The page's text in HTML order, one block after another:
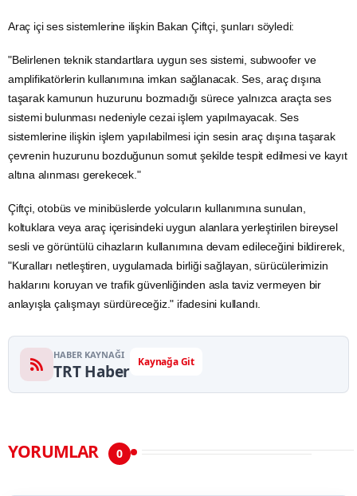
Araç içi ses sistemlerine ilişkin Bakan Çiftçi, şunları söyledi:
"Belirlenen teknik standartlara uygun ses sistemi, subwoofer ve
amplifikatörlerin kullanımına imkan sağlanacak. Ses, araç dışına
taşarak kamunun huzurunu bozmadığı sürece yalnızca araçta ses
sistemi bulunması nedeniyle cezai işlem yapılmayacak. Ses
sistemlerine ilişkin işlem yapılabilmesi için sesin araç dışına taşarak
çevrenin huzurunu bozduğunun somut şekilde tespit edilmesi ve kayıt
altına alınması gerekecek."
Çiftçi, otobüs ve minibüslerde yolcuların kullanımına sunulan,
koltuklara veya araç içerisindeki uygun alanlara yerleştirilen bireysel
sesli ve görüntülü cihazların kullanımına devam edileceğini bildirerek,
"Kuralları netleştiren, uygulamada birliği sağlayan, sürücülerimizin
haklarını koruyan ve trafik güvenliğinden asla taviz vermeyen bir
anlayışla çalışmayı sürdüreceğiz." ifadesini kullandı.
HABER KAYNAĞI
TRT Haber Kaynağa Git
YORUMLAR 0